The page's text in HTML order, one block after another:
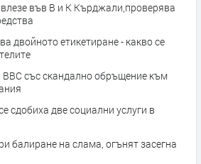
двойното етикетиране - какво се
ВВС със скандално обръщение към
сдобиха две социални услуги в
балиране на слама, огънят засегна